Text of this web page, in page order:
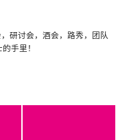
研讨会，酒会，路秀，团队
手里！